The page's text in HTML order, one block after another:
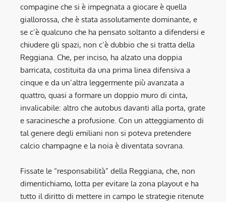
compagine che si è impegnata a giocare è quella
giallorossa, che è stata assolutamente dominante, e
se c’è qualcuno che ha pensato soltanto a difendersi e
chiudere gli spazi, non c’è dubbio che si tratta della
Reggiana. Che, per inciso, ha alzato una doppia
barricata, costituita da una prima linea difensiva a
cinque e da un’altra leggermente più avanzata a
quattro, quasi a formare un doppio muro di cinta,
invalicabile: altro che autobus davanti alla porta, grate
e saracinesche a profusione. Con un atteggiamento di
tal genere degli emiliani non si poteva pretendere
calcio champagne e la noia è diventata sovrana.
Fissate le “responsabilità” della Reggiana, che, non
dimentichiamo, lotta per evitare la zona playout e ha
tutto il diritto di mettere in campo le strategie ritenute